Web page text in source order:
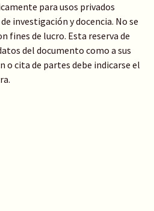
para usos privados
investigación y docencia. No se
fines de lucro. Esta reserva de
del documento como a sus
o cita de partes debe indicarse el